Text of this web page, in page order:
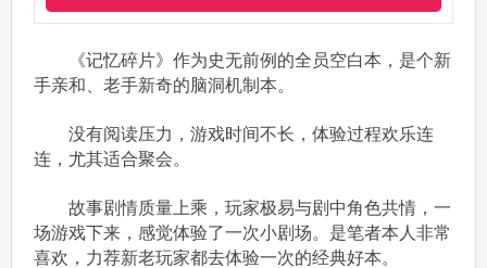
《记忆碎片》作为史无前例的全员空白本，是个新
手亲和、老手新奇的脑洞机制本。
没有阅读压力，游戏时间不长，体验过程欢乐连
连，尤其适合聚会。
故事剧情质量上乘，玩家极易与剧中角色共情，一
场游戏下来，感觉体验了一次小剧场。是笔者本人非常
喜欢，力荐新老玩家都去体验一次的经典好本。